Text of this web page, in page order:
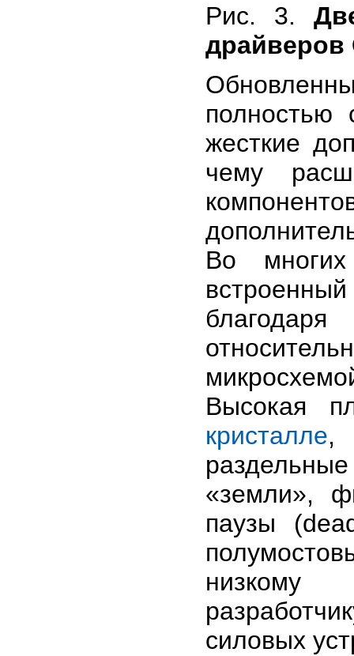
Рис. 3.
драйверов
жесткие
чему
Во
Высокая
кристалле,
«земли»,
паузы
низкому
силовых